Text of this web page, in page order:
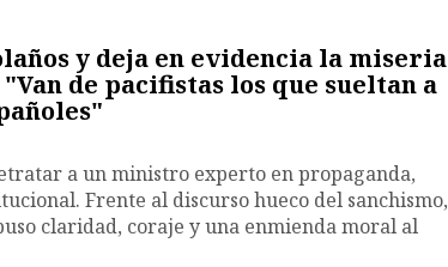
y deja en evidencia la miseria
de pacifistas los que sueltan a
a un ministro experto en propaganda,
Frente al discurso hueco del sanchismo,
claridad, coraje y una enmienda moral al